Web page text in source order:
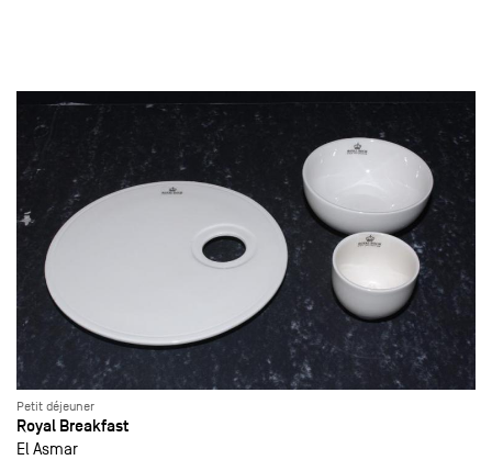
Petit déjeuner
Royal Breakfast
El Asmar